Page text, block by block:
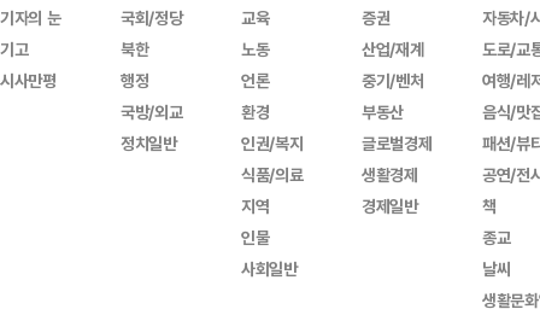
기자의 눈
기고
시사만평
국회/정당
북한
행정
국방/외교
정치일반
교육
노동
언론
환경
인권/복지
식품/의료
지역
인물
사회일반
증권
산업/재계
중기/벤처
부동산
글로벌경제
생활경제
경제일반
자동차/
도로/교
여행/레
음식/맛
패션/뷰
공연/전
책
종교
날씨
생활문